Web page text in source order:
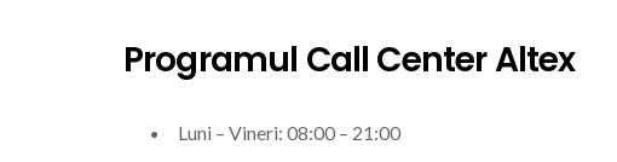
Programul Call Center Altex
Luni – Vineri: 08:00 – 21:00